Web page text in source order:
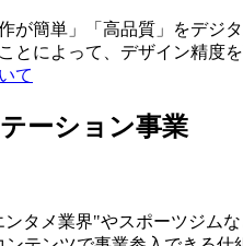
が簡単」「高品質」をデ
とによって、デザイン精度
て
ーション事業
タメ業界"やスポーツジム